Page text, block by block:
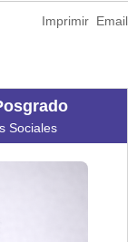
Imprimir Email
Sociales